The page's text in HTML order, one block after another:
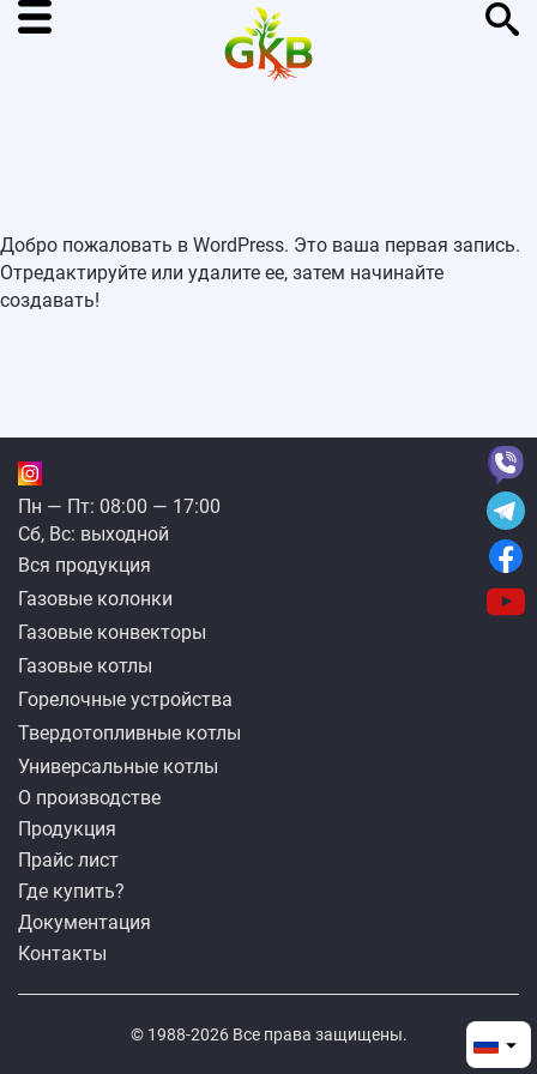
Добро пожаловать в WordPress. Это ваша первая запись.
Отредактируйте или удалите ее, затем начинайте
создавать!
Пн — Пт: 08:00 — 17:00
Сб, Вс: выходной
Вся продукция
Газовые колонки
Газовые конвекторы
Газовые котлы
Горелочные устройства
Твердотопливные котлы
Универсальные котлы
О производстве
Продукция
Прайс лист
Где купить?
Документация
Контакты
© 1988-2026 Все права защищены.